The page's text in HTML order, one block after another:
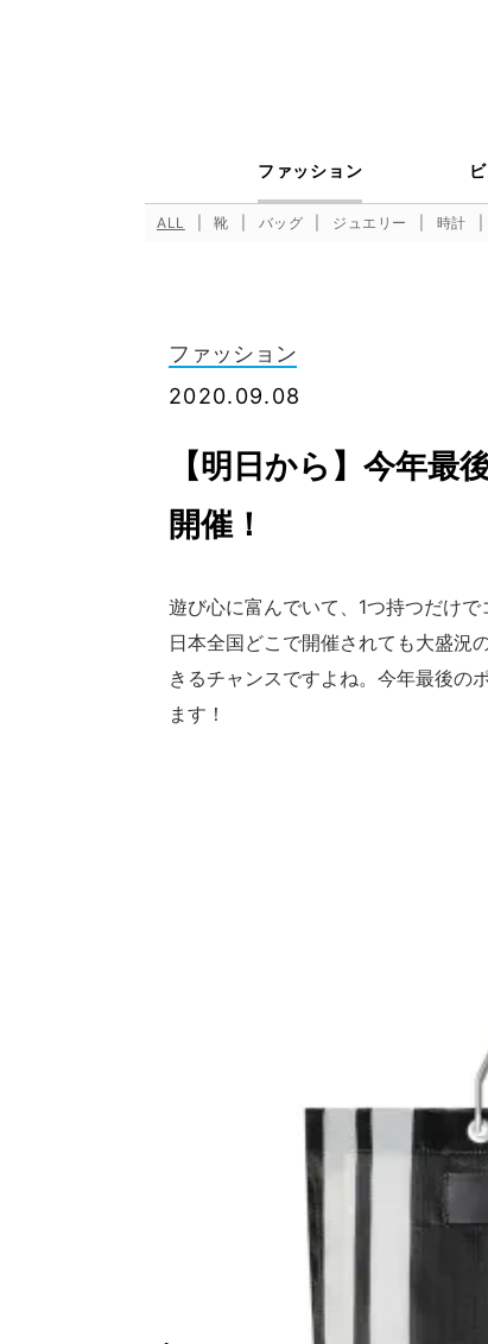
ファッション
ALL 靴 バッグ ジュエリー 時計
ファッション
2020.09.08
【明日から】今年最
開催！
遊び心に富んでいて、1つ持つだけ
日本全国どこで開催されても大盛況
きるチャンスですよね。今年最後の
ます！